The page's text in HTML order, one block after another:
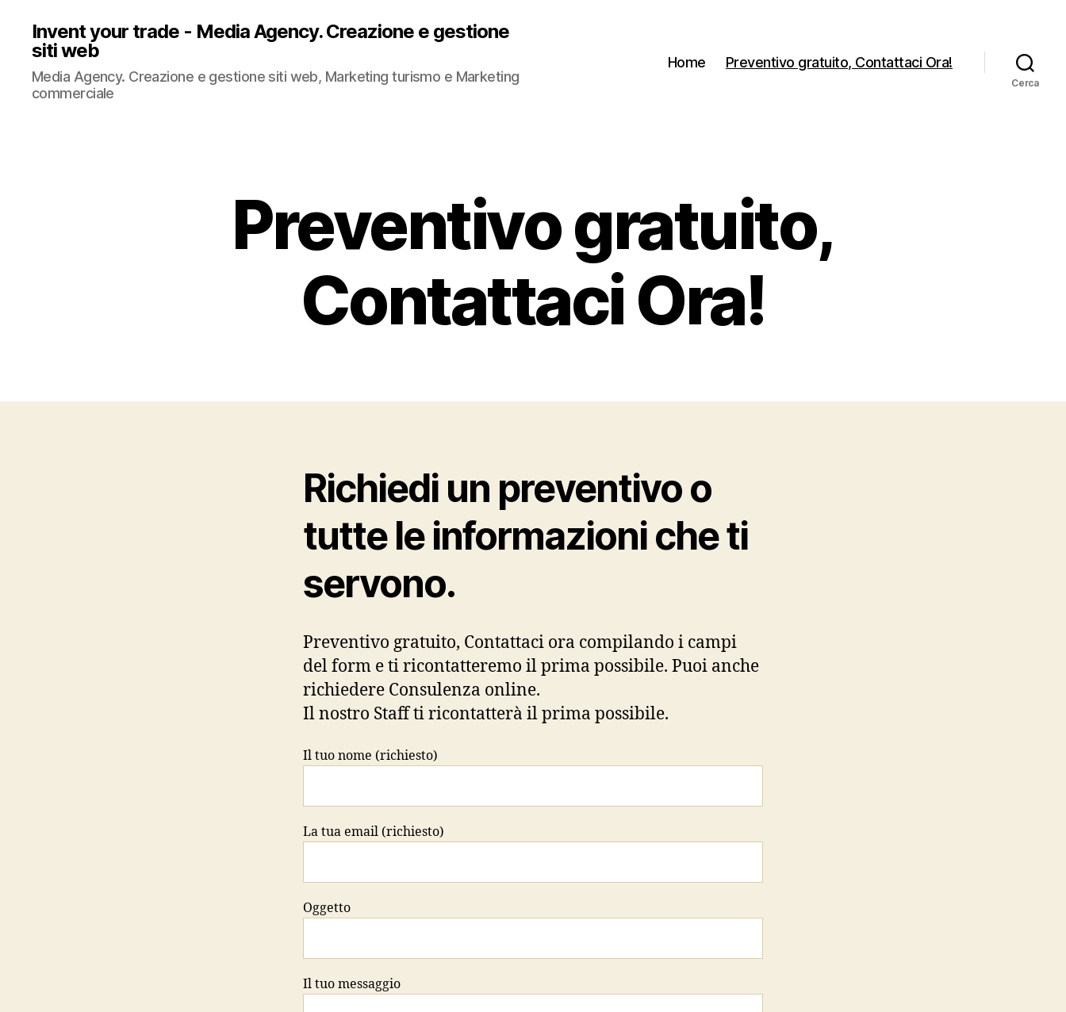
Invent your trade - Media Agency. Creazione e gestione
siti web
Media Agency. Creazione e gestione siti web, Marketing turismo e Marketing
commerciale
Home Preventivo gratuito, Contattaci Ora!
Cerca
Preventivo gratuito,
Contattaci Ora!
Richiedi un preventivo o
tutte le informazioni che ti
servono.
Preventivo gratuito, Contattaci ora compilando i campi
del form e ti ricontatteremo il prima possibile. Puoi anche
richiedere Consulenza online.
Il nostro Staff ti ricontatterà il prima possibile.
Il tuo nome (richiesto)
La tua email (richiesto)
Oggetto
Il tuo messaggio